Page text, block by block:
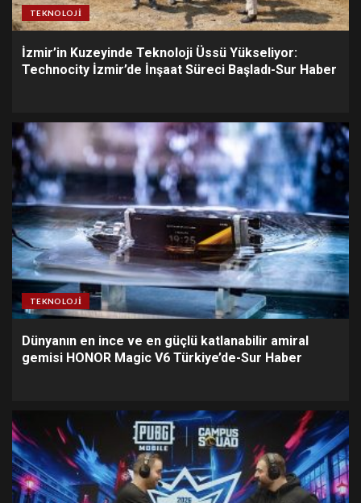
TEKNOLOJI
İzmir’in Kuzeyinde Teknoloji Üssü Yükseliyor:
Technocity İzmir’de İnşaat Süreci Başladı-Sur Haber
TEKNOLOJI
Dünyanın en ince ve en güçlü katlanabilir amiral
gemisi HONOR Magic V6 Türkiye’de-Sur Haber